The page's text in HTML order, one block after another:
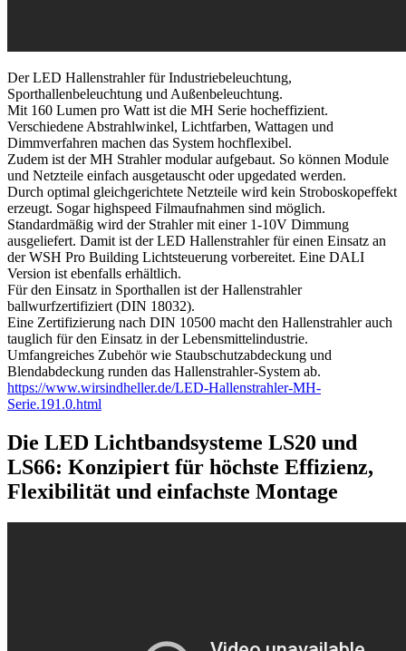
Der LED Hallenstrahler für Industriebeleuchtung,
Sporthallenbeleuchtung und Außenbeleuchtung.
Mit 160 Lumen pro Watt ist die MH Serie hocheffizient.
Verschiedene Abstrahlwinkel, Lichtfarben, Wattagen und
Dimmverfahren machen das System hochflexibel.
Zudem ist der MH Strahler modular aufgebaut. So können Module
und Netzteile einfach ausgetauscht oder upgedated werden.
Durch optimal gleichgerichtete Netzteile wird kein Stroboskopeffekt
erzeugt. Sogar highspeed Filmaufnahmen sind möglich.
Standardmäßig wird der Strahler mit einer 1-10V Dimmung
ausgeliefert. Damit ist der LED Hallenstrahler für einen Einsatz an
der WSH Pro Building Lichtsteuerung vorbereitet. Eine DALI
Version ist ebenfalls erhältlich.
Für den Einsatz in Sporthallen ist der Hallenstrahler
ballwurfzertifiziert (DIN 18032).
Eine Zertifizierung nach DIN 10500 macht den Hallenstrahler auch
tauglich für den Einsatz in der Lebensmittelindustrie.
Umfangreiches Zubehör wie Staubschutzabdeckung und
Blendabdeckung runden das Hallenstrahler-System ab.
https://www.wirsindheller.de/LED-Hallenstrahler-MH-
Serie.191.0.html
Die LED Lichtbandsysteme LS20 und
LS66: Konzipiert für höchste Effizienz,
Flexibilität und einfachste Montage